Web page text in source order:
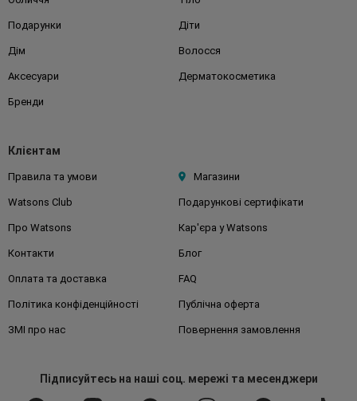
Подарунки Діти
Дім Волосся
Аксесуари Дерматокосметика
Бренди
Клієнтам
Правила та умови Магазини
Watsons Club Подарункові сертифікати
Про Watsons Кар'єра у Watsons
Контакти Блог
Оплата та доставка FAQ
Політика конфіденційності Публічна оферта
ЗМІ про нас Повернення замовлення
Підписуйтесьна наші соц. мережі та месенджери